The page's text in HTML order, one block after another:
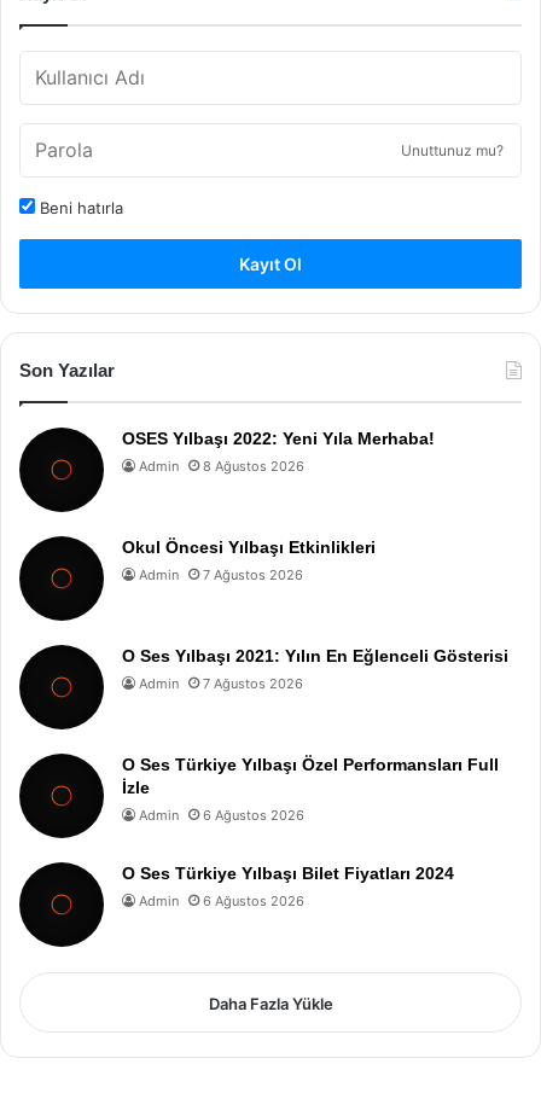
Unuttunuz mu?
Beni hatırla
Kayıt Ol
Son Yazılar
OSES Yılbaşı 2022: Yeni Yıla Merhaba!
Admin 8 Ağustos 2026
Okul Öncesi Yılbaşı Etkinlikleri
Admin 7 Ağustos 2026
O Ses Yılbaşı 2021: Yılın En Eğlenceli Gösterisi
Admin 7 Ağustos 2026
O Ses Türkiye Yılbaşı Özel Performansları Full
İzle
Admin 6 Ağustos 2026
O Ses Türkiye Yılbaşı Bilet Fiyatları 2024
Admin 6 Ağustos 2026
Daha Fazla Yükle